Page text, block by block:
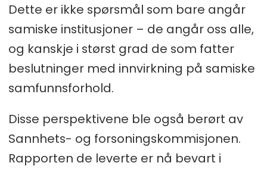
Dette er ikke spørsmål som bare angår
samiske institusjoner – de angår oss alle,
og kanskje i størst grad de som fatter
beslutninger med innvirkning på samiske
samfunnsforhold.
Disse perspektivene ble også berørt av
Sannhets- og forsoningskommisjonen.
Rapporten de leverte er nå bevart i